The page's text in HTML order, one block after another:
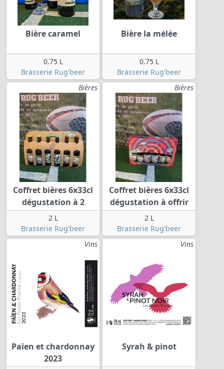
Bière caramel
0.75 L
Brasserie Rug'beer
Bière la mélée
0.75 L
Brasserie Rug'beer
Bières
Coffret bières 6x33cl
dégustation à 2
2 L
Brasserie Rug'beer
Bières
Coffret bières 6x33cl
dégustation à offrir
2 L
Brasserie Rug'beer
Vins
Païen et chardonnay
2023
Vins
Syrah & pinot